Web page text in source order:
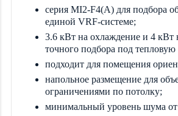
серия MI2-F4(A) для подбора
единой VRF-системе;
3.6 кВт на охлаждение и 4 кВт
точного подбора под тепловую
подходит для помещения
напольное размещение для
ограничениями по потолку;
минимальный уровень шума